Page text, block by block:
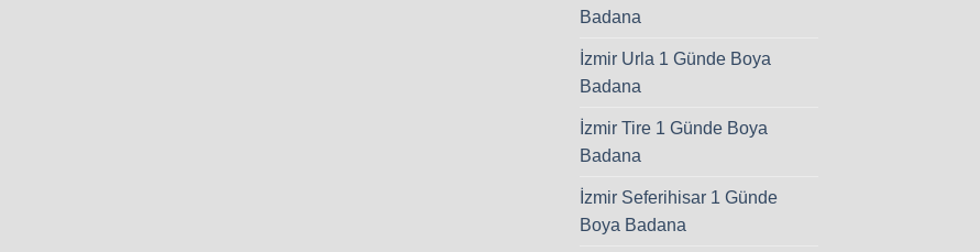
Badana
İzmir Urla 1 Günde Boya
Badana
İzmir Tire 1 Günde Boya
Badana
İzmir Seferihisar 1 Günde
Boya Badana